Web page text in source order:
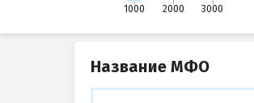
1000 2000 3000
Название МФО